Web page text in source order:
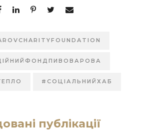
#СОЦІАЛЬНИЙХАБ
публікації